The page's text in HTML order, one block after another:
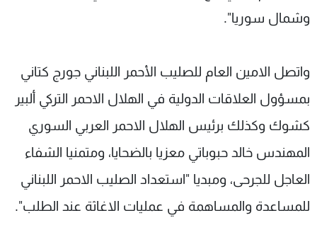
وشمال سوريا".
واتصل الامين العام للصليب الأحمر اللبناني جورج كتاني
بمسؤول العلاقات الدولية في الهلال الاحمر التركي ألبير
كشوك وكذلك برئيس الهلال الاحمر العربي السوري
المهندس خالد حبوباتي معزيا بالضحايا، ومتمنيا الشفاء
العاجل للجرحى، ومبديا "استعداد الصليب الاحمر اللبناني
للمساعدة والمساهمة في عمليات الاغاثة عند الطلب".